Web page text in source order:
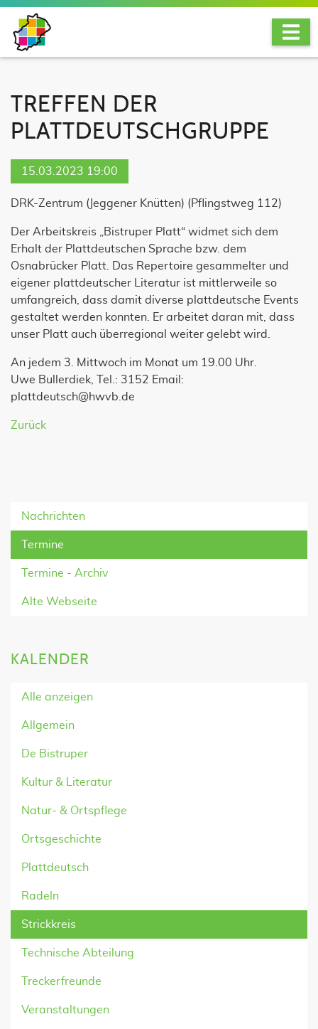
TREFFEN DER
PLATTDEUTSCHGRUPPE
15.03.2023 19:00
DRK-Zentrum (Jeggener Knütten) (Pflingstweg 112)
Der Arbeitskreis „Bistruper Platt“ widmet sich dem
Erhalt der Plattdeutschen Sprache bzw. dem
Osnabrücker Platt. Das Repertoire gesammelter und
eigener plattdeutscher Literatur ist mittlerweile so
umfangreich, dass damit diverse plattdeutsche Events
gestaltet werden konnten. Er arbeitet daran mit, dass
unser Platt auch überregional weiter gelebt wird.
An jedem 3. Mittwoch im Monat um 19.00 Uhr.
Uwe Bullerdiek, Tel.: 3152 Email:
plattdeutsch@hwvb.de
Zurück
Nachrichten
Termine
Termine - Archiv
Alte Webseite
KALENDER
Alle anzeigen
Allgemein
De Bistruper
Kultur & Literatur
Natur- & Ortspflege
Ortsgeschichte
Plattdeutsch
Radeln
Strickkreis
Technische Abteilung
Treckerfreunde
Veranstaltungen